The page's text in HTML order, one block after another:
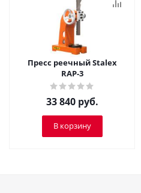
Пресс реечный Stalex
RAP-3
33 840 руб.
В корзину